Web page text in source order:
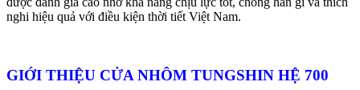
nghi hiệu quả với điều kiện thời tiết Việt Nam.
GIỚI THIỆU CỬA NHÔM TUNGSHIN HỆ 700